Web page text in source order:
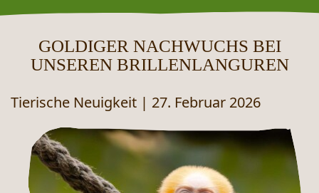
GOLDIGER NACHWUCHS BEI
UNSEREN BRILLENLANGUREN
Tierische Neuigkeit | 27. Februar 2026